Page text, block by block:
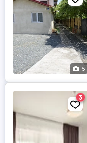
5
3